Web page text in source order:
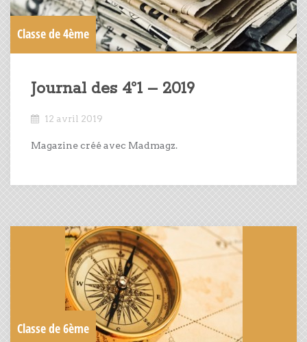
Classe de 4ème
Journal des 4°1 – 2019
12 avril 2019
Magazine créé avec Madmagz.
Classe de 6ème